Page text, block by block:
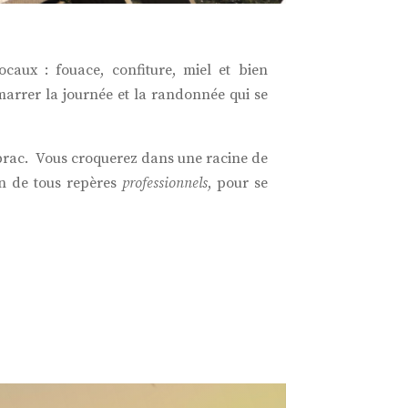
: fouace, confiture, miel et bien
la journée et la randonnée qui se
Vous croquerez dans une racine de
de tous repères professionnels, pour se